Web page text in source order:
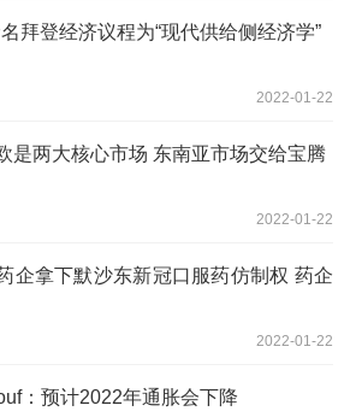
拜登经济议程为“现代供给侧经济学”
2022-01-22
是两大核心市场 东南亚市场交给宝腾
2022-01-22
企拿下默沙东新冠口服药仿制权 药企
2022-01-22
：预计2022年通胀会下降